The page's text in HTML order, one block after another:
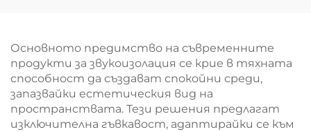
каменновълнена
плоча за морско
използване
Основното предимство на съвременните
продукти за звукоизолация се крие в тяхната
способност да създават спокойни среди,
запазвайки естетическия вид на
пространствата. Тези решения предлагат
изключителна гъвкавост, адаптирайки се към